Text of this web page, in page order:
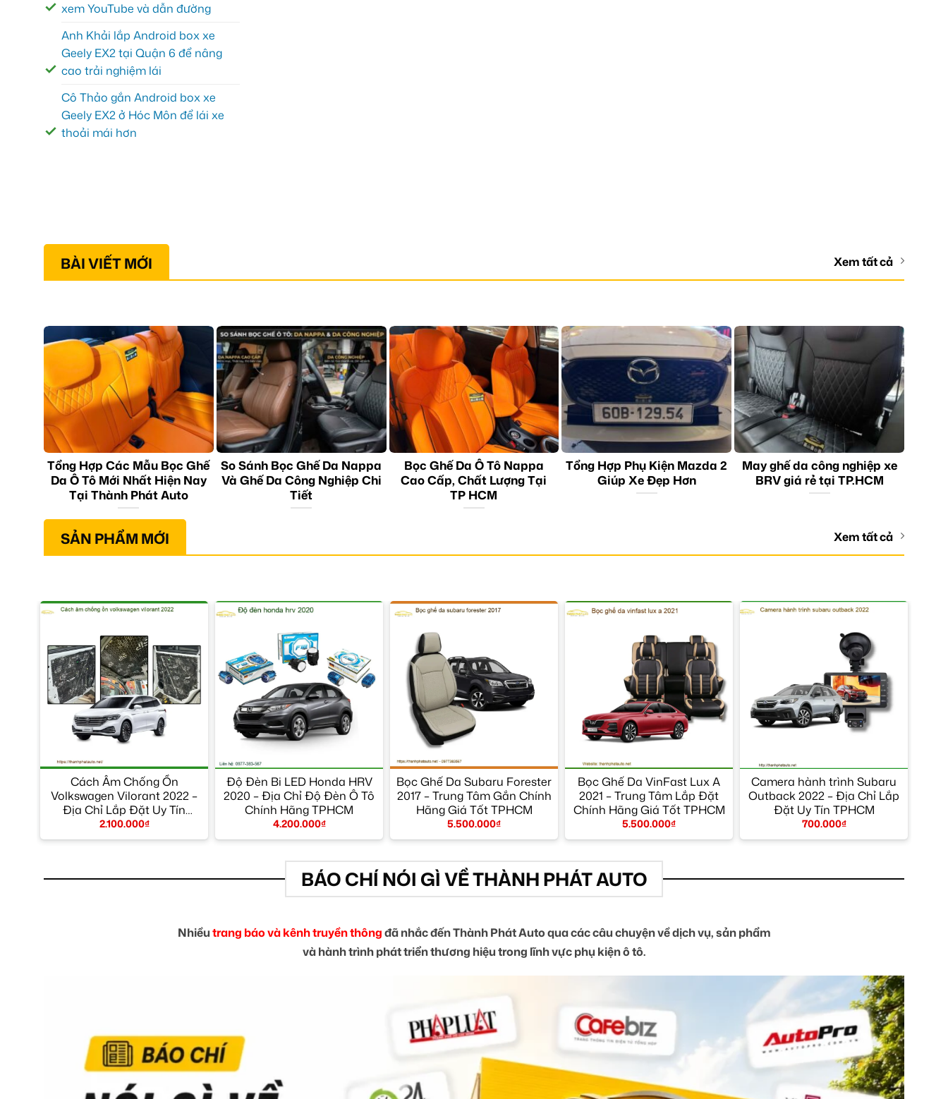
xem YouTube và dẫn đường
Anh Khải lắp Android box xe
Geely EX2 tại Quận 6 để nâng
cao trải nghiệm lái
Cô Thảo gắn Android box xe
Geely EX2 ở Hóc Môn để lái xe
thoải mái hơn
BÀI VIẾT MỚI Xem tất cả
Tổng Hợp Các Mẫu Bọc Ghế
Da Ô Tô Mới Nhất Hiện Nay
Tại Thành Phát Auto
So Sánh Bọc Ghế Da Nappa
Và Ghế Da Công Nghiệp Chi
Tiết
Bọc Ghế Da Ô Tô Nappa
Cao Cấp, Chất Lượng Tại
TP HCM
Tổng Hợp Phụ Kiện Mazda 2
Giúp Xe Đẹp Hơn
May ghế da công nghiệp xe
BRV giá rẻ tại TP.HCM
SẢN PHẨM MỚI Xem tất cả
Cách Âm Chống Ồn
Volkswagen Vilorant 2022 –
Địa Chỉ Lắp Đặt Uy Tín
TPHCM
2.100.000₫
Độ Đèn Bi LED Honda HRV
2020 – Địa Chỉ Độ Đèn Ô Tô
Chính Hãng TPHCM
4.200.000₫
Bọc Ghế Da Subaru Forester
2017 – Trung Tâm Gắn Chính
Hãng Giá Tốt TPHCM
5.500.000₫
Bọc Ghế Da VinFast Lux A
2021 – Trung Tâm Lắp Đặt
Chính Hãng Giá Tốt TPHCM
5.500.000₫
Camera hành trình Subaru
Outback 2022 – Địa Chỉ Lắp
Đặt Uy Tín TPHCM
700.000₫
BÁO CHÍ NÓI GÌ VỀ THÀNH PHÁT AUTO
Nhiềutrang báo và kênh truyền thôngđã nhắc đến Thành Phát Auto qua các câu chuyện về dịch vụ, sản phẩm
và hành trình phát triển thương hiệu trong lĩnh vực phụ kiện ô tô.